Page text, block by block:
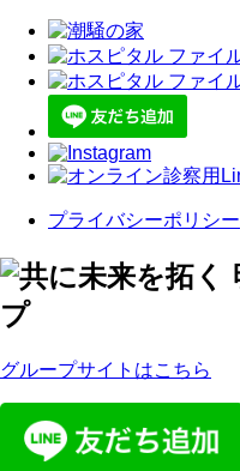
プライバシーポリシー
グループサイトはこちら